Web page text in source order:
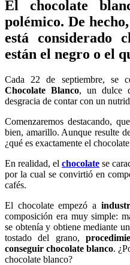
El chocolate
polémico. De
está considerado
están el negro o el
Cada 22 de septiembre, se
Chocolate Blanco, un dulce
desgracia de contar con un
Comenzaremos destacando,
bien, amarillo. Aunque resulte
¿qué es exactamente el
En realidad, el chocolate se
por la cual se convirtió en
cafés.
El chocolate empezó a
composición era muy simple:
se obtenía y obtiene mediante
tostado del grano,
conseguir chocolate blanco.
chocolate blanco?